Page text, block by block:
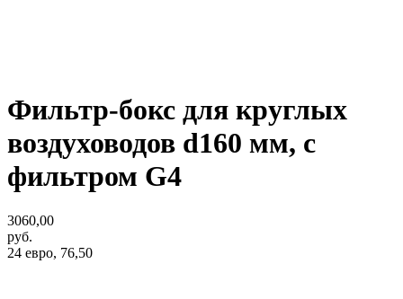
Фильтр-бокс для круглых
воздуховодов d160 мм, с
фильтром G4
3060,00
руб.
24 евро, 76,50